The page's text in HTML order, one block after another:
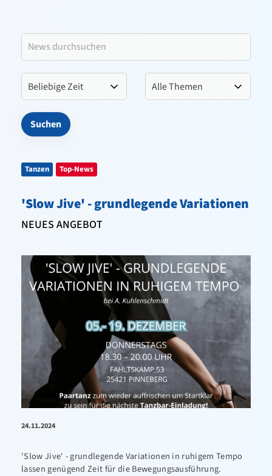
Tanzen Top-News
'Slow Jive' - grundlegende Variationen
NEUES ANGEBOT
24.11.2024
'Slow Jive' - grundlegende Variationen in ruhigem Tempo
lassen genügend Zeit für die Bewegungsausführung.
Sportangebote
Kontakt